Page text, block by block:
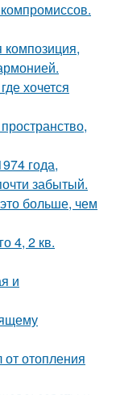
композиция,
хочется
года,
забытый.
больше, чем
4, 2 кв.
и
отопления